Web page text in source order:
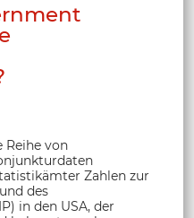
Reihe von
Zahlen zur
des
in den USA, der